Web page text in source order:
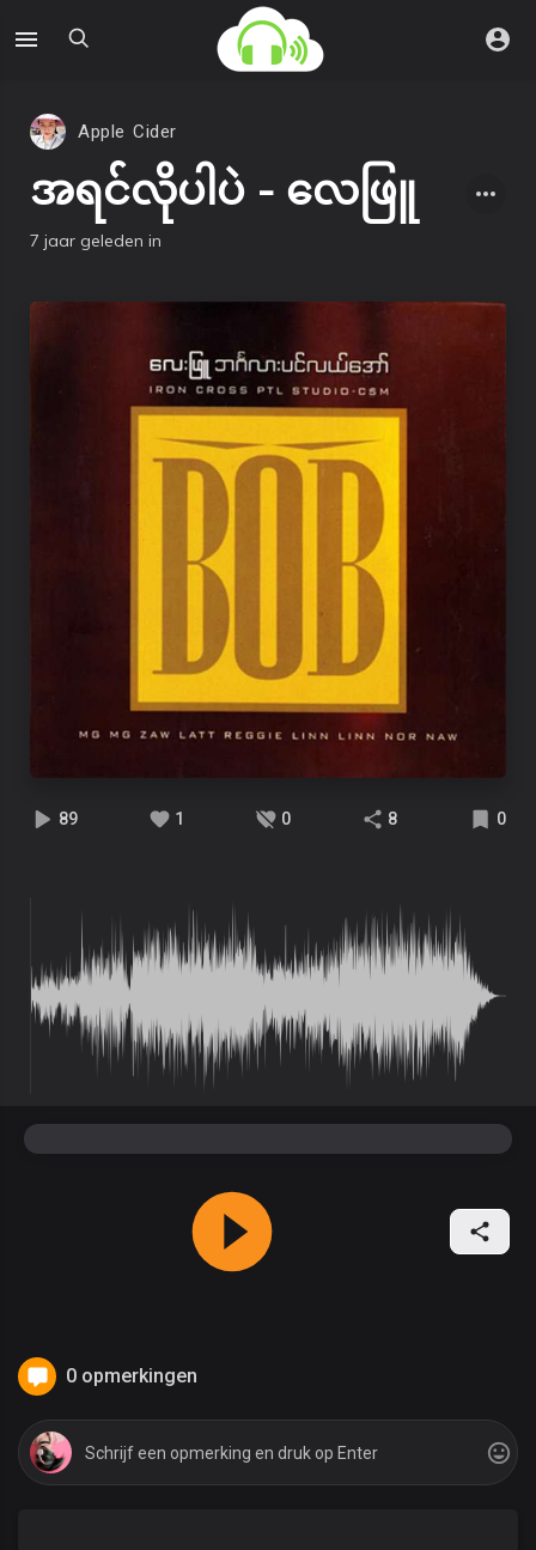
Apple Cider
အရင်လိုပါပဲ - လေဖြူ
7 jaar geleden in
89 1 0 8 0
0 opmerkingen